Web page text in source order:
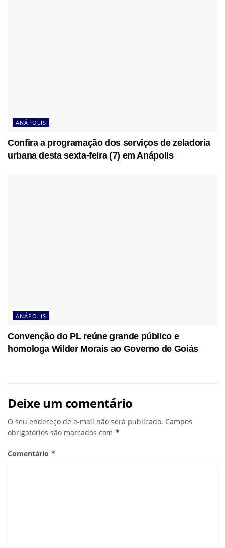
ANÁPOLIS
Confira a programação dos serviços de zeladoria
urbana desta sexta-feira (7) em Anápolis
ANÁPOLIS
Convenção do PL reúne grande público e
homologa Wilder Morais ao Governo de Goiás
Deixe um comentário
O seu endereço de e-mail não será publicado. Campos
obrigatórios são marcados com *
Comentário *